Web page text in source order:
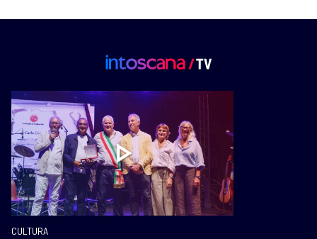
CULTURA